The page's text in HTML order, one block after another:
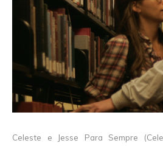
Celeste e Jesse Para Sempre